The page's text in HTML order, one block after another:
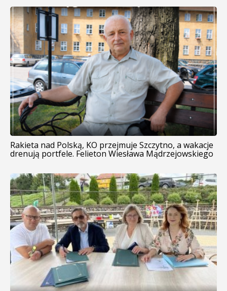
Rakieta nad Polską, KO przejmuje Szczytno, a wakacje
drenują portfele. Felieton Wiesława Mądrzejowskiego